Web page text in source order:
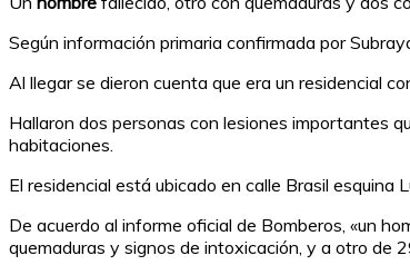
Según información primaria confirmada por
Al llegar se dieron cuenta que era un residencial
Hallaron dos personas con lesiones importantes
habitaciones.
El residencial está ubicado en calle Brasil
De acuerdo al informe oficial de Bomberos, «un
quemaduras y signos de intoxicación, y a otro de